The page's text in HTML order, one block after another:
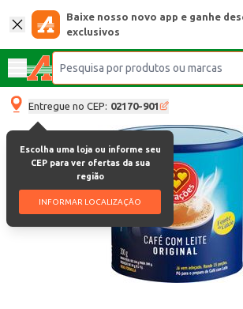
Baixe nosso novo app e ganhe
exclusivos
Entregue no CEP: 02170-901
Escolha uma loja ou informe seu
CEP para ver ofertas da sua
região
INFORMAR LOCALIZAÇÃO